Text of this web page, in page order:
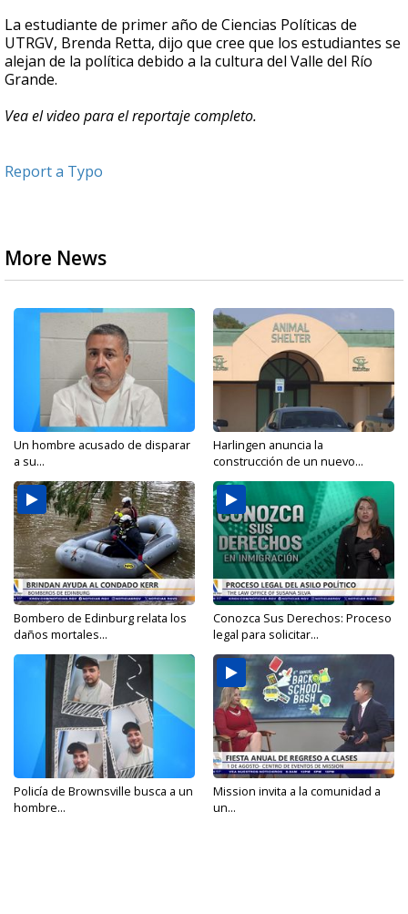
La estudiante de primer año de Ciencias Políticas de
UTRGV, Brenda Retta, dijo que cree que los estudiantes se
alejan de la política debido a la cultura del Valle del Río
Grande.
Vea el video para el reportaje completo.
Report a Typo
More News
Un hombre acusado de disparar
a su...
Harlingen anuncia la
construcción de un nuevo...
Bombero de Edinburg relata los
daños mortales...
Conozca Sus Derechos: Proceso
legal para solicitar...
Policía de Brownsville busca a un
hombre...
Mission invita a la comunidad a
un...